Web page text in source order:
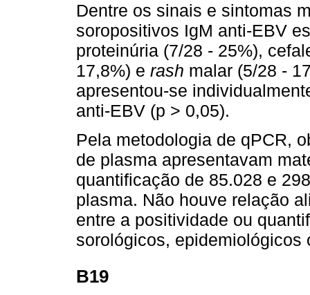
Dentre os sinais e sintomas
soropositivos IgM anti-EBV
proteinúria (7/28 - 25%),
17,8%) e rash malar (5/28 -
apresentou-se
anti-EBV (p > 0,05).
Pela metodologia de qPCR,
de plasma apresentavam
quantificação de 85.028 e
plasma. Não houve relação
entre a positividade ou
sorológicos, epidemiológicos
B19